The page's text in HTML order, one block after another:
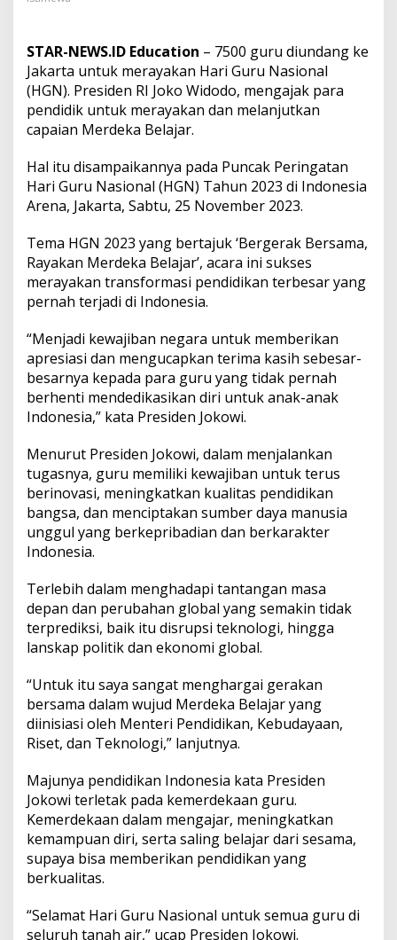
0
G
u
r
u
,
o
k
o
w
:
M
a
u
y
a
P
n
d
d
i
k
a
n
T
e
t
a
k
d
a
K
e
m
r
d
e
k
a
a
u
r
STAR-NEWS.ID Education – 7500 guru diundang ke
Jakarta untuk merayakan Hari Guru Nasional
(HGN). Presiden RI Joko Widodo, mengajak para
pendidik untuk merayakan dan melanjutkan
capaian Merdeka Belajar.
Hal itu disampaikannya pada Puncak Peringatan
Hari Guru Nasional (HGN) Tahun 2023 di Indonesia
Arena, Jakarta, Sabtu, 25 November 2023.
Tema HGN 2023 yang bertajuk ‘Bergerak Bersama,
Rayakan Merdeka Belajar’, acara ini sukses
merayakan transformasi pendidikan terbesar yang
pernah terjadi di Indonesia.
“Menjadi kewajiban negara untuk memberikan
apresiasi dan mengucapkan terima kasih sebesar-
besarnya kepada para guru yang tidak pernah
berhenti mendedikasikan diri untuk anak-anak
Indonesia,” kata Presiden Jokowi.
Menurut Presiden Jokowi, dalam menjalankan
tugasnya, guru memiliki kewajiban untuk terus
berinovasi, meningkatkan kualitas pendidikan
bangsa, dan menciptakan sumber daya manusia
unggul yang berkepribadian dan berkarakter
Indonesia.
Terlebih dalam menghadapi tantangan masa
depan dan perubahan global yang semakin tidak
terprediksi, baik itu disrupsi teknologi, hingga
lanskap politik dan ekonomi global.
“Untuk itu saya sangat menghargai gerakan
bersama dalam wujud Merdeka Belajar yang
diinisiasi oleh Menteri Pendidikan, Kebudayaan,
Riset, dan Teknologi,” lanjutnya.
Majunya pendidikan Indonesia kata Presiden
Jokowi terletak pada kemerdekaan guru.
Kemerdekaan dalam mengajar, meningkatkan
kemampuan diri, serta saling belajar dari sesama,
supaya bisa memberikan pendidikan yang
berkualitas.
“Selamat Hari Guru Nasional untuk semua guru di
seluruh tanah air,” ucap Presiden Jokowi.